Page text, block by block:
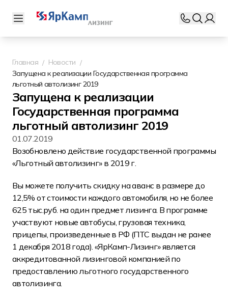
Главная
Новости
Запущена к реализации Государственная программа
льготный автолизинг 2019
Запущена к реализации
Государственная программа
льготный автолизинг 2019
01.07.2019
Возобновлено действие государственной программы
«Льготный автолизинг» в 2019 г.
Вы можете получить скидку на аванс в размере до
12,5% от стоимости каждого автомобиля, но не более
625 тыс.руб. на один предмет лизинга. В программе
участвуют новые автобусы, грузовая техника,
прицепы, произведенные в РФ (ПТС выдан не ранее
1 декабря 2018 года). «ЯрКамп-Лизинг» является
аккредитованной лизинговой компанией по
предоставлению льготного государственного
автолизинга.